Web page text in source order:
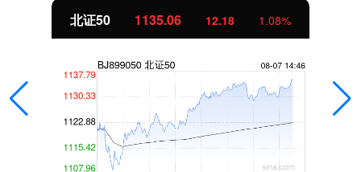
北证50 1135.15 12.27 1.09%